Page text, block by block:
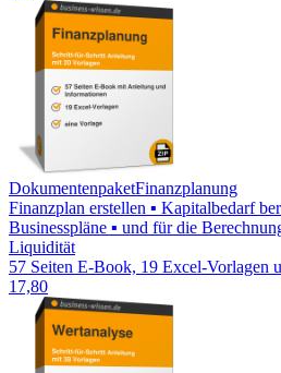
DokumentenpaketFinanzplanung
Finanzplan erstellen ▪ Kapitalbedarf
Businesspläne ▪ und für die
Liquidität
57 Seiten E-Book, 19 Excel-Vorlagen
17,80